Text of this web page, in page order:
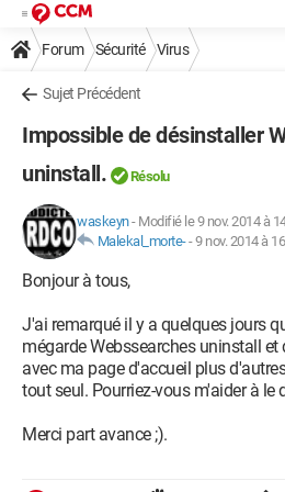
Forum Sécurité Virus
Sujet Précédent
Impossible de désinstaller
uninstall.
Résolu
waskeyn- Modifié le 9 nov. 2014 à
Malekal_morte--9 nov. 2014 à
Bonjour à tous,
J'ai remarqué il y a quelques jours
mégarde Webssearches uninstall
avec ma page d'accueil plus
tout seul. Pourriez-vous m'aider à le
Merci part avance ;).